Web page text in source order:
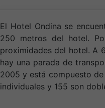
El Hotel Ondina se
250 metros del hotel.
proximidades del hotel. A
hay una parada de
2005 y está compuesto
individuales y 155 son